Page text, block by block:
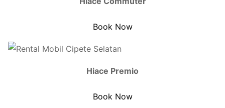
Book Now
Hiace Premio
Book Now